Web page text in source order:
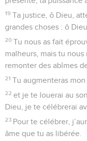
19 Ta justice, ô Dieu,
grandes choses : ô
20 Tu nous as fait
malheurs, mais tu
remonter des abîmes
21 Tu augmenteras
22 et je te louerai au
Dieu, je te célébrerai
23 Pour te célébrer,
âme que tu as libérée.